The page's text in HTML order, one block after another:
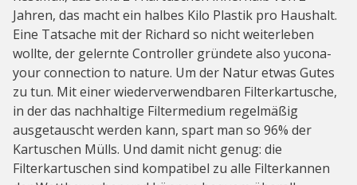
Jahren, das macht ein halbes Kilo Plastik pro Haushalt.
Eine Tatsache mit der Richard so nicht weiterleben
wollte, der gelernte Controller gründete also yucona-
your connection to nature. Um der Natur etwas Gutes
zu tun. Mit einer wiederverwendbaren Filterkartusche,
in der das nachhaltige Filtermedium regelmäßig
ausgetauscht werden kann, spart man so 96% der
Kartuschen Mülls. Und damit nicht genug: die
Filterkartuschen sind kompatibel zu alle Filterkannen